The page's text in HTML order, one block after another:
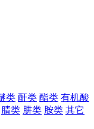
类 酐类 酯类 有机酸
腈类 肼类 胺类 其它